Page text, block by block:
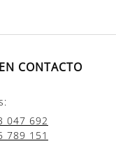
CONTACTO
047 692
789 151